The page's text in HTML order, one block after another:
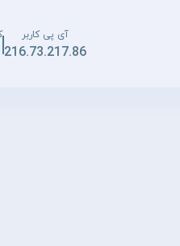
آی پی کاربر
216.73.217.86